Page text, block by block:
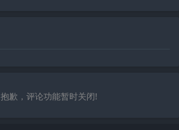
抱歉，评论功能暂时关闭!